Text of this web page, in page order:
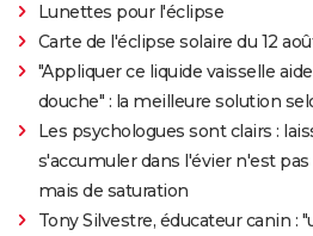
Lunettes pour l'éclipse
Carte de l'éclipse solaire du 12
"Appliquer ce liquide vaisselle
douche" : la meilleure solution
Les psychologues sont clairs :
s'accumuler dans l'évier n'est
mais de saturation
Tony Silvestre, éducateur canin :